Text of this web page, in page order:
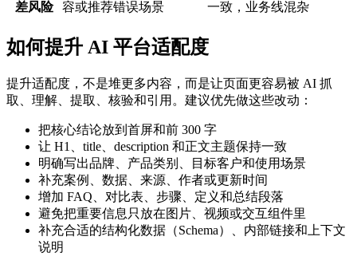
差风险 容或推荐错误场景 一致，业务线混杂
如何提升 AI 平台适配度
提升适配度，不是堆更多内容，而是让页面更容易被 AI 抓
取、理解、提取、核验和引用。建议优先做这些改动：
把核心结论放到首屏和前 300 字
让 H1、title、description 和正文主题保持一致
明确写出品牌、产品类别、目标客户和使用场景
补充案例、数据、来源、作者或更新时间
增加 FAQ、对比表、步骤、定义和总结段落
避免把重要信息只放在图片、视频或交互组件里
补充合适的结构化数据（Schema）、内部链接和上下文
说明